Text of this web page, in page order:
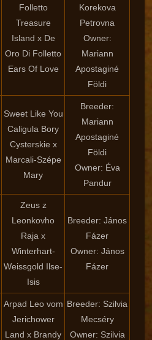
Folletto
Treasure
Island x De
Oro Di Folletto
Ears Of Love
Korekova
Petrovna
Owner:
Mariann
Apostaginé
Földi
Sweet Like You
Caligula Bory
Cysterskie x
Marcali-Szépe
Mary
Breeder:
Mariann
Apostaginé
Földi
Owner: Éva
Pandur
Zeus z
Leonkovho
Raja x
Winterhart-
Weissgold Ilse-
Isis
Breeder: János
Fázer
Owner: János
Fázer
Arpad Leo vom
Jerichower
Land x Brandy
Breeder: Szilvia
Mecséry
Owner: Szilvia